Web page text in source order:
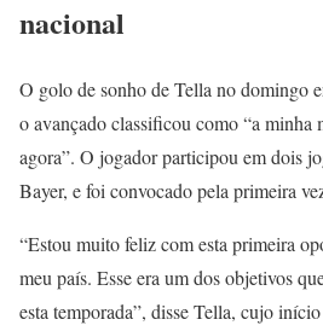
nacional
O golo de sonho de Tella no domingo
o avançado classificou como “a minha
agora”. O jogador participou em dois
Bayer, e foi convocado pela primeira
“Estou muito feliz com esta primeira
meu país. Esse era um dos objetivos
esta temporada”, disse Tella, cujo